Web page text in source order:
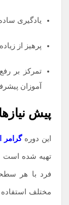
یادگیری
پرهیز از
تمرکز بر
آموزان
پیش
این دورهگرامر
تهیه شده است و
فرد با هر
مختلف